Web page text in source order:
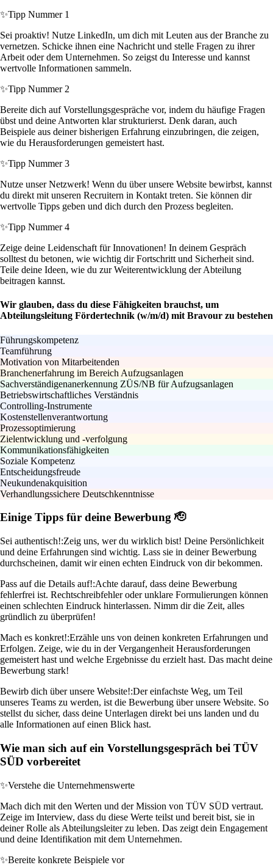
✨Tipp Nummer 1
Sei proaktiv! Nutze LinkedIn, um dich mit Leuten aus der Branche zu
vernetzen. Schicke ihnen eine Nachricht und stelle Fragen zu ihrer
Arbeit oder dem Unternehmen. So zeigst du Interesse und kannst
wertvolle Informationen sammeln.
✨Tipp Nummer 2
Bereite dich auf Vorstellungsgespräche vor, indem du häufige Fragen
übst und deine Antworten klar strukturierst. Denk daran, auch
Beispiele aus deiner bisherigen Erfahrung einzubringen, die zeigen,
wie du Herausforderungen gemeistert hast.
✨Tipp Nummer 3
Nutze unser Netzwerk! Wenn du über unsere Website bewirbst, kannst
du direkt mit unseren Recruitern in Kontakt treten. Sie können dir
wertvolle Tipps geben und dich durch den Prozess begleiten.
✨Tipp Nummer 4
Zeige deine Leidenschaft für Innovationen! In deinem Gespräch
solltest du betonen, wie wichtig dir Fortschritt und Sicherheit sind.
Teile deine Ideen, wie du zur Weiterentwicklung der Abteilung
beitragen kannst.
Wir glauben, dass du diese Fähigkeiten brauchst, um
Abteilungsleitung Fördertechnik (w/m/d) mit Bravour zu bestehen
Führungskompetenz
Teamführung
Motivation von Mitarbeitenden
Branchenerfahrung im Bereich Aufzugsanlagen
Sachverständigenanerkennung ZÜS/NB für Aufzugsanlagen
Betriebswirtschaftliches Verständnis
Controlling-Instrumente
Kostenstellenverantwortung
Prozessoptimierung
Zielentwicklung und -verfolgung
Kommunikationsfähigkeiten
Soziale Kompetenz
Entscheidungsfreude
Neukundenakquisition
Verhandlungssichere Deutschkenntnisse
Einige Tipps für deine Bewerbung 🫡
Sei authentisch!:Zeig uns, wer du wirklich bist! Deine Persönlichkeit
und deine Erfahrungen sind wichtig. Lass sie in deiner Bewerbung
durchscheinen, damit wir einen echten Eindruck von dir bekommen.
Pass auf die Details auf!:Achte darauf, dass deine Bewerbung
fehlerfrei ist. Rechtschreibfehler oder unklare Formulierungen können
einen schlechten Eindruck hinterlassen. Nimm dir die Zeit, alles
gründlich zu überprüfen!
Mach es konkret!:Erzähle uns von deinen konkreten Erfahrungen und
Erfolgen. Zeige, wie du in der Vergangenheit Herausforderungen
gemeistert hast und welche Ergebnisse du erzielt hast. Das macht deine
Bewerbung stark!
Bewirb dich über unsere Website!:Der einfachste Weg, um Teil
unseres Teams zu werden, ist die Bewerbung über unsere Website. So
stellst du sicher, dass deine Unterlagen direkt bei uns landen und du
alle Informationen auf einen Blick hast.
Wie man sich auf ein Vorstellungsgespräch bei TÜV
SÜD vorbereitet
✨Verstehe die Unternehmenswerte
Mach dich mit den Werten und der Mission von TÜV SÜD vertraut.
Zeige im Interview, dass du diese Werte teilst und bereit bist, sie in
deiner Rolle als Abteilungsleiter zu leben. Das zeigt dein Engagement
und deine Identifikation mit dem Unternehmen.
✨Bereite konkrete Beispiele vor